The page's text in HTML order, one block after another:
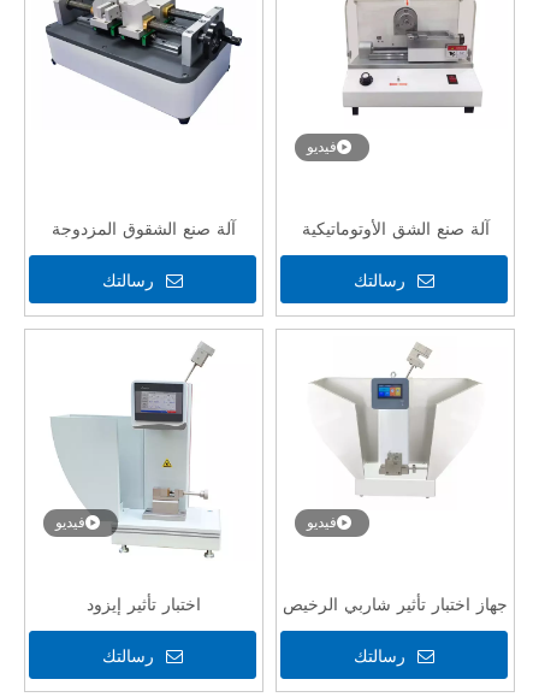
آلة صنع الشقوق المزدوجة
المستوية ذات الجودة العالية
والدقة العالية لعينات تأثير
Charpy IZOD مع CE
رسالتك
فيديو
آلة صنع الشق الأوتوماتيكية
عالية الدقة لعينات Chaypy و
IZOD مع CEرسالتك
فيديو
اختبار تأثير إيزود
رسالتك
فيديو
جهاز اختبار تأثير شاربي الرخيص
عالي الدقة لأنابيب
Themoplatics مع CE
رسالتك